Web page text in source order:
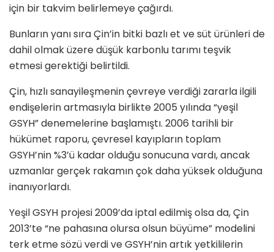
için bir takvim belirlemeye çağırdı.
Bunların yanı sıra Çin’in bitki bazlı et ve süt ürünleri de
dahil olmak üzere düşük karbonlu tarımı teşvik
etmesi gerektiği belirtildi.
Çin, hızlı sanayileşmenin çevreye verdiği zararla ilgili
endişelerin artmasıyla birlikte 2005 yılında “yeşil
GSYH” denemelerine başlamıştı. 2006 tarihli bir
hükümet raporu, çevresel kayıpların toplam
GSYH’nin %3’ü kadar olduğu sonucuna vardı, ancak
uzmanlar gerçek rakamın çok daha yüksek olduğuna
inanıyorlardı.
Yeşil GSYH projesi 2009’da iptal edilmiş olsa da, Çin
2013’te “ne pahasına olursa olsun büyüme” modelini
terk etme sözü verdi ve GSYH’nin artık yetkililerin